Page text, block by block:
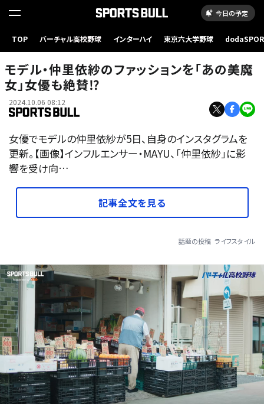
今日の予定
TOP バーチャル高校野球 インターハイ 東京六大学野球
モデル・仲里依紗のファッションを「あの美魔
女」女優も絶賛⁉︎
2024.10.06 08:12
女優でモデルの仲里依紗が5日、自身のインスタグラムを
更新。【画像】インフルエンサー・MAYU、「仲里依紗」に影
響を受け向…
記事全文を見る
話題の投稿 ライフスタイル